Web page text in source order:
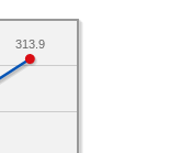
313.9